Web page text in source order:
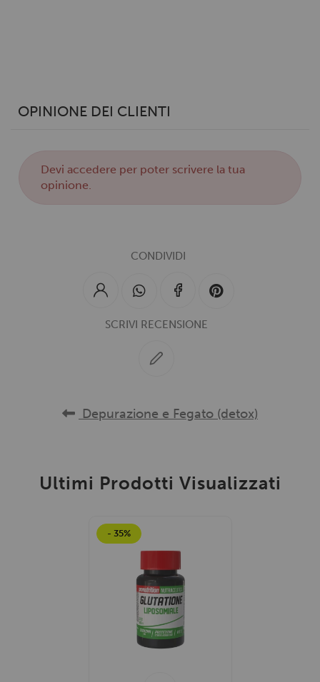
OPINIONE DEI CLIENTI
Deviaccedere per poter scrivere la tua
opinione.
CONDIVIDI
SCRIVI RECENSIONE
Depurazione e Fegato (detox)
Ultimi Prodotti Visualizzati
- 35%